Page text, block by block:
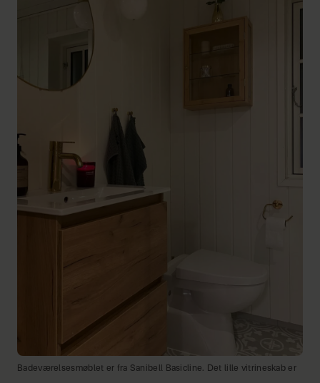
Badeværelsesmøblet er fra Sanibell Basicline. Det lille vitrineskab er